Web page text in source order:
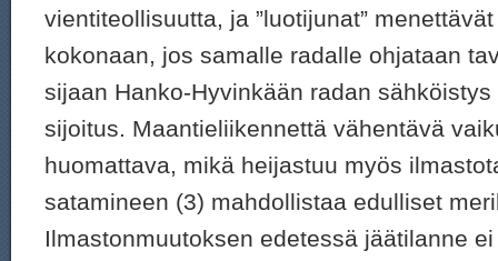
vientiteollisuutta, ja ”luotijunat”
kokonaan, jos samalle radalle ohjataan
sijaan Hanko-Hyvinkään radan
sijoitus. Maantieliikennettä vähentävä
huomattava, mikä heijastuu myös
satamineen (3) mahdollistaa edulliset
Ilmastonmuutoksen edetessä jäätilanne